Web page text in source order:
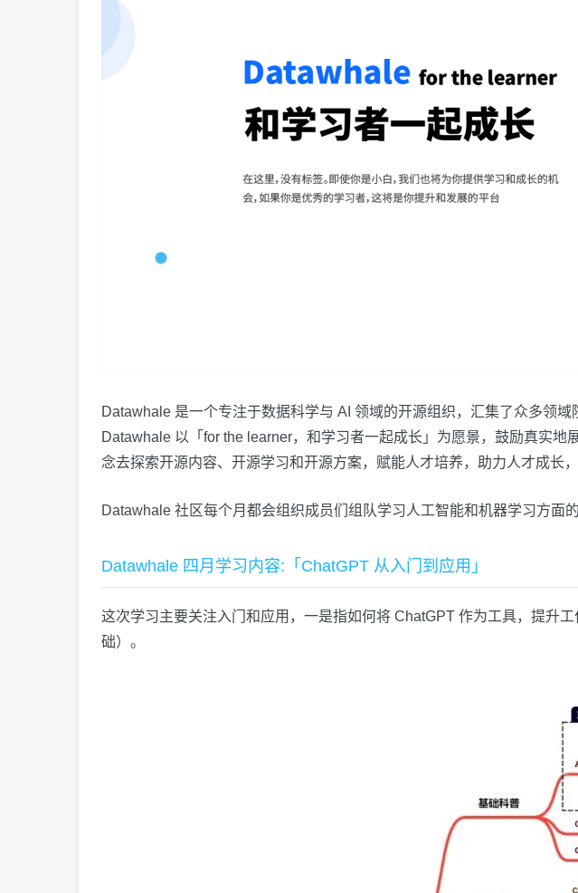
Datawhale 是一个专注于数据科学与 AI 领域的开源组织，汇集了众多领
Datawhale 以「for the learner，和学习者一起成长」为愿景，鼓励真实
念去探索开源内容、开源学习和开源方案，赋能人才培养，助力人才成长
Datawhale 社区每个月都会组织成员们组队学习人工智能和机器学习方面
Datawhale 四月学习内容:「ChatGPT 从入门到应用」
这次学习主要关注入门和应用，一是指如何将 ChatGPT 作为工具，提升
础）。